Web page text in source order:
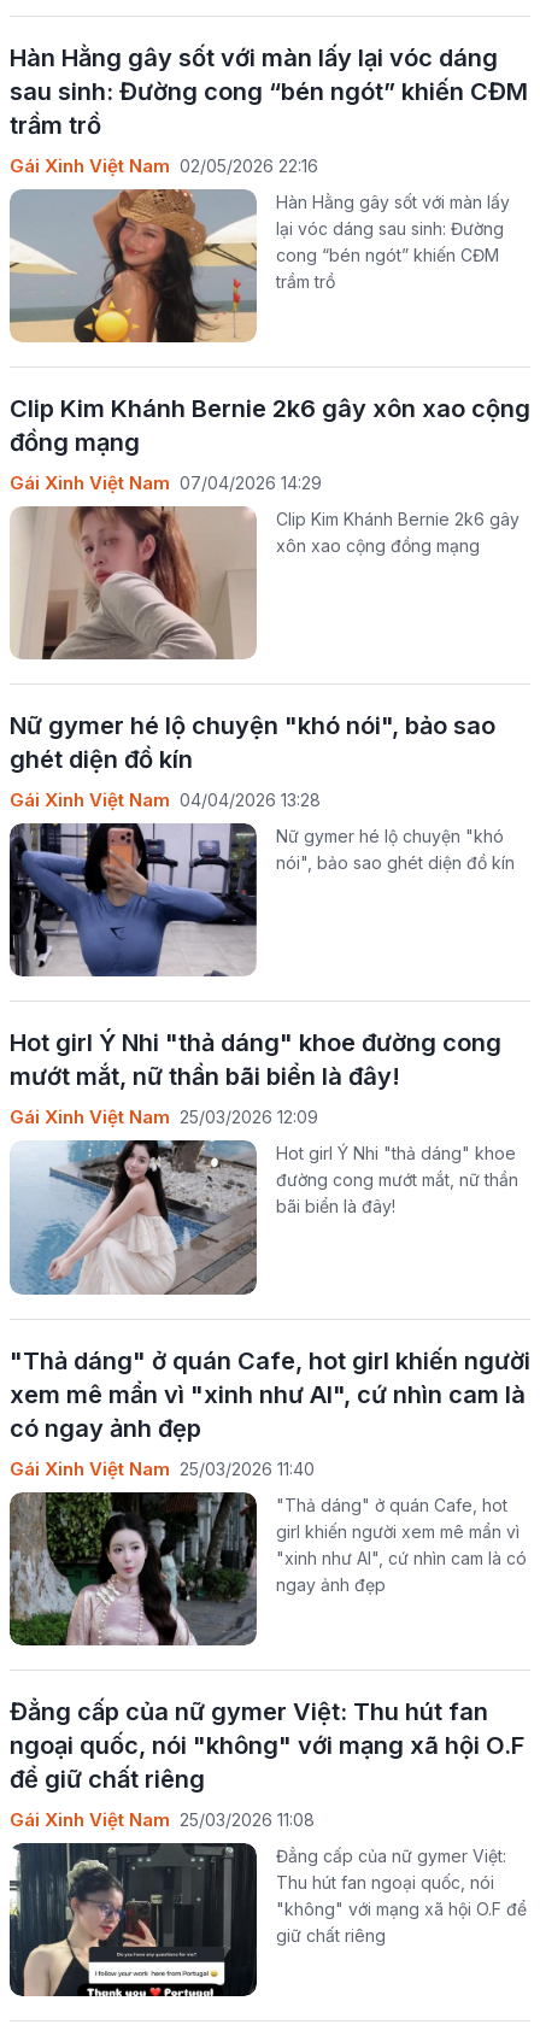
Hàn Hằng gây sốt với màn lấy lại vóc dáng
sau sinh: Đường cong “bén ngót” khiến CĐM
trầm trồ
Gái Xinh Việt Nam 02/05/2026 22:16
Hàn Hằng gây sốt với màn lấy
lại vóc dáng sau sinh: Đường
cong “bén ngót” khiến CĐM
trầm trồ
Clip Kim Khánh Bernie 2k6 gây xôn xao cộng
đồng mạng
Gái Xinh Việt Nam 07/04/2026 14:29
Clip Kim Khánh Bernie 2k6 gây
xôn xao cộng đồng mạng
Nữ gymer hé lộ chuyện "khó nói", bảo sao
ghét diện đồ kín
Gái Xinh Việt Nam 04/04/2026 13:28
Nữ gymer hé lộ chuyện "khó
nói", bảo sao ghét diện đồ kín
Hot girl Ý Nhi "thả dáng" khoe đường cong
mướt mắt, nữ thần bãi biển là đây!
Gái Xinh Việt Nam 25/03/2026 12:09
Hot girl Ý Nhi "thả dáng" khoe
đường cong mướt mắt, nữ thần
bãi biển là đây!
"Thả dáng" ở quán Cafe, hot girl khiến người
xem mê mẩn vì "xinh như AI", cứ nhìn cam là
có ngay ảnh đẹp
Gái Xinh Việt Nam 25/03/2026 11:40
"Thả dáng" ở quán Cafe, hot
girl khiến người xem mê mẩn vì
"xinh như AI", cứ nhìn cam là có
ngay ảnh đẹp
Đẳng cấp của nữ gymer Việt: Thu hút fan
ngoại quốc, nói "không" với mạng xã hội O.F
để giữ chất riêng
Gái Xinh Việt Nam 25/03/2026 11:08
Đẳng cấp của nữ gymer Việt:
Thu hút fan ngoại quốc, nói
"không" với mạng xã hội O.F để
giữ chất riêng